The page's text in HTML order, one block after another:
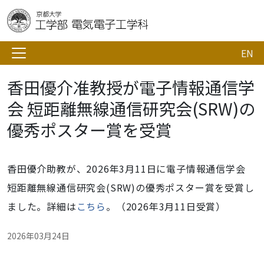
EN
香田優介准教授が電子情報通信学
会 短距離無線通信研究会(SRW)の
優秀ポスター賞を受賞
香田優介助教が、 2026年3月11 日に電子情報通信学会
短距離無線通信研究会(SRW)の優秀ポスター賞を受賞し
ました。詳細は こちら。（2026年3月11日受賞）
2026年03月24日